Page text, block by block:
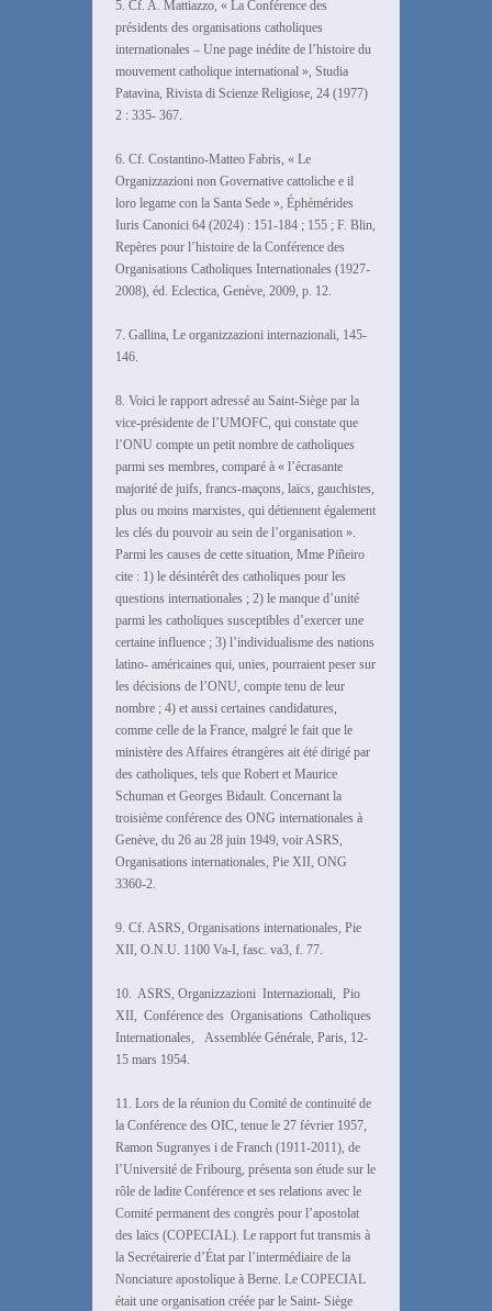
5. Cf. A. Mattiazzo, « La Conférence des
présidents des organisations catholiques
internationales – Une page inédite de l’histoire du
mouvement catholique international », Studia
Patavina, Rivista di Scienze Religiose, 24 (1977)
2 : 335- 367.
6. Cf. Costantino-Matteo Fabris, « Le
Organizzazioni non Governative cattoliche e il
loro legame con la Santa Sede », Éphémérides
Iuris Canonici 64 (2024) : 151-184 ; 155 ; F. Blin,
Repères pour l’histoire de la Conférence des
Organisations Catholiques Internationales (1927-
2008), éd. Eclectica, Genève, 2009, p. 12.
7. Gallina, Le organizzazioni internazionali, 145-
146.
8. Voici le rapport adressé au Saint-Siège par la
vice-présidente de l’UMOFC, qui constate que
l’ONU compte un petit nombre de catholiques
parmi ses membres, comparé à « l’écrasante
majorité de juifs, francs-maçons, laïcs, gauchistes,
plus ou moins marxistes, qui détiennent également
les clés du pouvoir au sein de l’organisation ».
Parmi les causes de cette situation, Mme Piñeiro
cite : 1) le désintérêt des catholiques pour les
questions internationales ; 2) le manque d’unité
parmi les catholiques susceptibles d’exercer une
certaine influence ; 3) l’individualisme des nations
latino- américaines qui, unies, pourraient peser sur
les décisions de l’ONU, compte tenu de leur
nombre ; 4) et aussi certaines candidatures,
comme celle de la France, malgré le fait que le
ministère des Affaires étrangères ait été dirigé par
des catholiques, tels que Robert et Maurice
Schuman et Georges Bidault. Concernant la
troisième conférence des ONG internationales à
Genève, du 26 au 28 juin 1949, voir ASRS,
Organisations internationales, Pie XII, ONG
3360-2.
9. Cf. ASRS, Organisations internationales, Pie
XII, O.N.U. 1100 Va-I, fasc. va3, f. 77.
10. ASRS, Organizzazioni Internazionali, Pio
XII, Conférence des Organisations Catholiques
Internationales, Assemblée Générale, Paris, 12-
15 mars 1954.
11. Lors de la réunion du Comité de continuité de
la Conférence des OIC, tenue le 27 février 1957,
Ramon Sugranyes i de Franch (1911-2011), de
l’Université de Fribourg, présenta son étude sur le
rôle de ladite Conférence et ses relations avec le
Comité permanent des congrès pour l’apostolat
des laïcs (COPECIAL). Le rapport fut transmis à
la Secrétairerie d’État par l’intermédiaire de la
Nonciature apostolique à Berne. Le COPECIAL
était une organisation créée par le Saint- Siège